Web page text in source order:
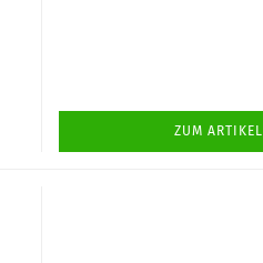
ZUM ARTIKEL